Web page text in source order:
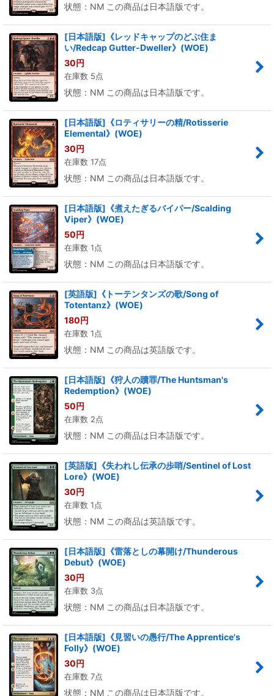
状態：NM この商品は日本語版です。
[日本語版]《レッドキャップのどぶ住ま
い/Redcap Gutter-Dweller》(WOE)
30円
在庫数 5点
状態：NM この商品は日本語版です。
[日本語版]《ロティサリーの精/Rotisserie
Elemental》(WOE)
30円
在庫数 17点
状態：NM この商品は日本語版です。
[日本語版]《煮えたぎるバイパー/Scalding
Viper》(WOE)
50円
在庫数 1点
状態：NM この商品は日本語版です。
[英語版]《トーテンタンズの歌/Song of
Totentanz》(WOE)
180円
在庫数 1点
状態：NM この商品は英語版です。
[日本語版]《狩人の贖罪/The Huntsman's
Redemption》(WOE)
50円
在庫数 2点
状態：NM この商品は日本語版です。
[英語版]《失われし伝承の歩哨/Sentinel of Lost
Lore》(WOE)
30円
在庫数 1点
状態：NM この商品は英語版です。
[日本語版]《雷落としの幕開け/Thunderous
Debut》(WOE)
30円
在庫数 3点
状態：NM この商品は日本語版です。
[日本語版]《見習いの愚行/The Apprentice's
Folly》(WOE)
30円
在庫数 7点
状態：NM この商品は日本語版です。